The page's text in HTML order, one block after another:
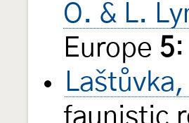
O. & L.
Europe 5
faunistic